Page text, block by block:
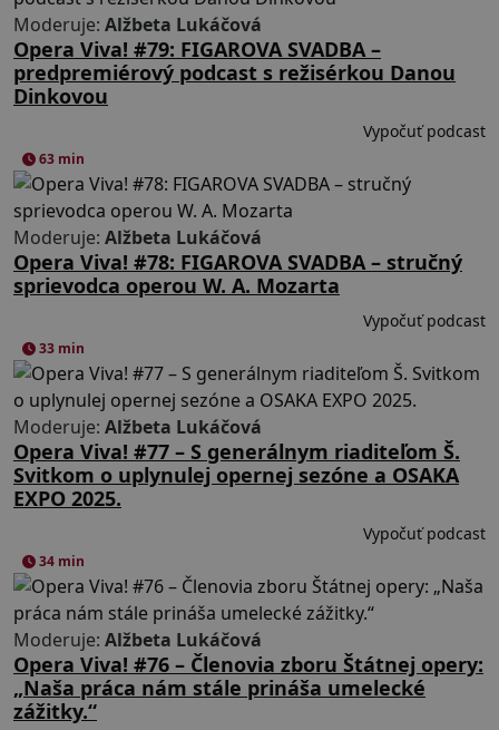
Moderuje: Alžbeta Lukáčová
Opera Viva! #79: FIGAROVA SVADBA –
predpremiérový podcast s režisérkou Danou
Dinkovou
Vypočuť podcast
63 min
Moderuje: Alžbeta Lukáčová
Opera Viva! #78: FIGAROVA SVADBA – stručný
sprievodca operou W. A. Mozarta
Vypočuť podcast
33 min
Moderuje: Alžbeta Lukáčová
Opera Viva! #77 – S generálnym riaditeľom Š.
Svitkom o uplynulej opernej sezóne a OSAKA
EXPO 2025.
Vypočuť podcast
34 min
Moderuje: Alžbeta Lukáčová
Opera Viva! #76 – Členovia zboru Štátnej opery:
„Naša práca nám stále prináša umelecké
zážitky.“